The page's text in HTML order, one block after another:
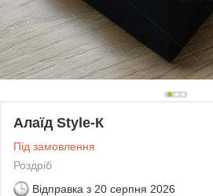
Алаїд Style-К
Під замовлення
Роздріб
Відправка з 20 серпня 2026